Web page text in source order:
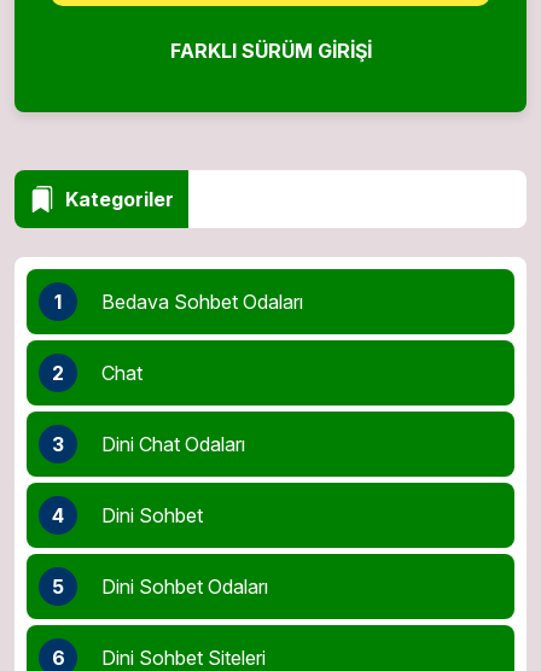
FARKLI SÜRÜM GIRIŞI
Kategoriler
1 Bedava Sohbet Odaları
2 Chat
3 Dini Chat Odaları
4 Dini Sohbet
5 Dini Sohbet Odaları
6 Dini Sohbet Siteleri